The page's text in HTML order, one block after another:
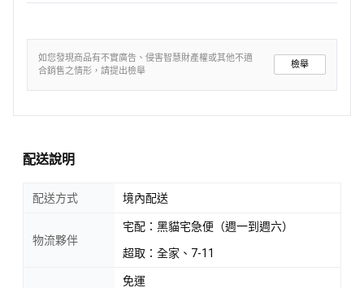
如您發現商品有不實廣告、侵害智慧財產權或其他不適
合銷售之情形，請提出檢舉
檢舉
配送說明
配送方式 境內配送
物流夥伴
宅配：黑貓宅急便（週一到週六）
超取：全家、7-11
免運